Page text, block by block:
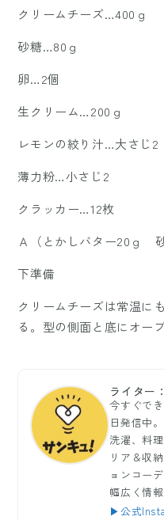
クリームチーズ…400ｇ
砂糖…80ｇ
卵…2個
生クリーム…200ｇ
レモンの絞り汁…大さじ2
薄力粉…小さじ2
クラッカー…12枚
Ａ（とかしバター20ｇ 砂
下準備
クリームチーズは常温に
る。型の側面と底にオー
ライター
今すぐで
日発信中
洗濯、料
リア＆収
ョンコー
幅広く情
▶公式